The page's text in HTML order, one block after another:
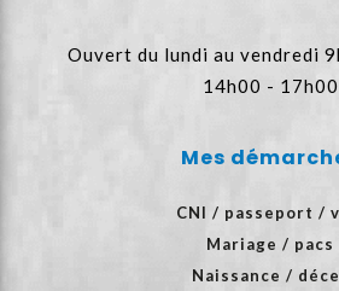
Ouvert du lundi au vendredi
14h00 - 17h00
Mes
CNI / passeport /
Mariage / pacs
Naissance /